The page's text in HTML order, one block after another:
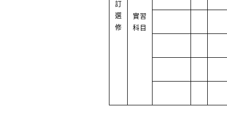
訂
選
修
實習
科目